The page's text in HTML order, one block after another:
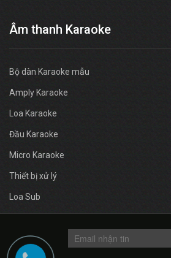
Âm thanh Karaoke
Bộ dàn Karaoke mẫu
Amply Karaoke
Loa Karaoke
Đầu Karaoke
Micro Karaoke
Thiết bị xử lý
Loa Sub